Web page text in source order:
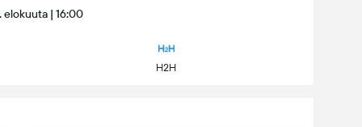
elokuuta | 16:00
H2H